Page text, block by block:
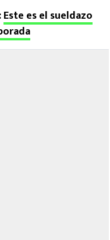
Este es el sueldazo